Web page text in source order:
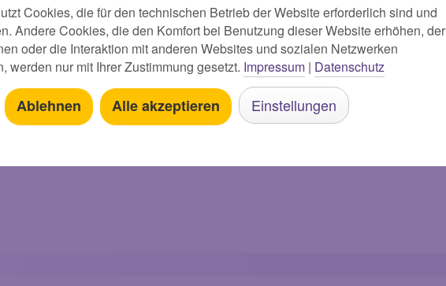
Alles super gelaufen, gerne wieder!!! Vielen Dank
Cookies, die für den technischen Betrieb der Website erforderlich sind und
Andere Cookies, die den Komfort bei Benutzung dieser Website erhöhen, der
oder die Interaktion mit anderen Websites und sozialen Netzwerken
werden nur mit Ihrer Zustimmung gesetzt. Impressum | Datenschutz
Ablehnen Alle akzeptieren Einstellungen